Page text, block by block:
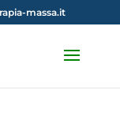
massa.it